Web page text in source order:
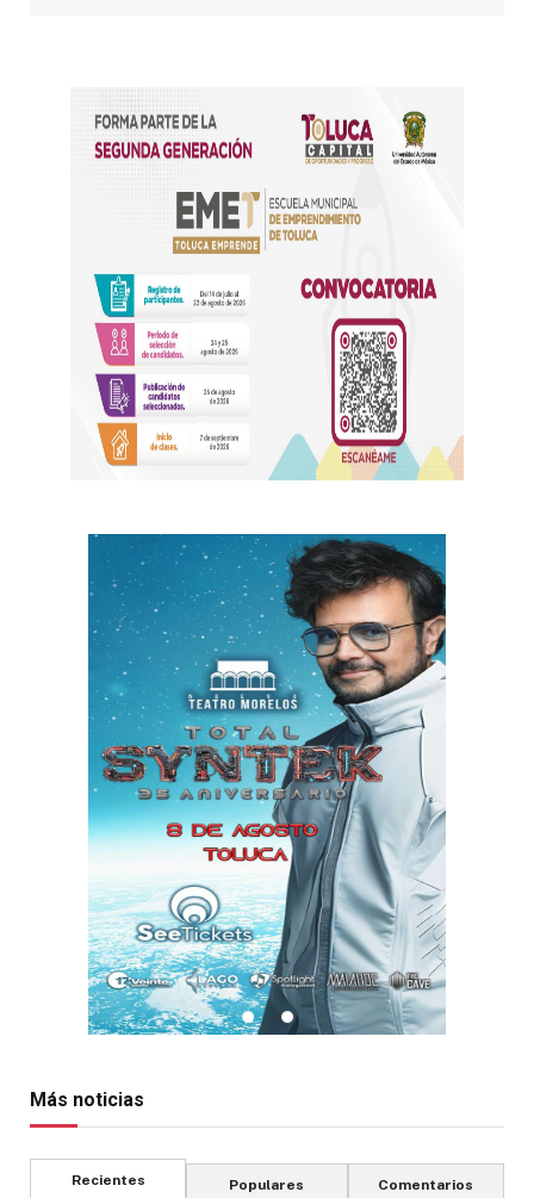
Más noticias
Recientes Populares Comentarios